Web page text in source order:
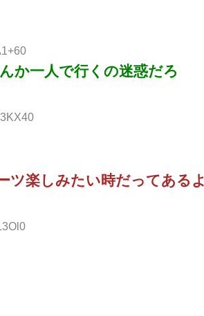
か一人で行くの迷惑だろ
ツ楽しみたい時だってあるよ